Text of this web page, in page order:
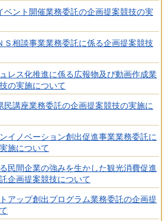
ベント開催業務委託の企画提案競技の実
Ｓ相談事業業務委託に係る企画提案競技
レス化推進に係る広報物及び動画作成業
の実施について
民講座業務委託の企画提案競技の実施に
イノベーション創出促進事業業務委託に
施について
民間企業の強みを生かした観光消費促進
企画提案競技について
アップ創出プログラム業務委託の企画提